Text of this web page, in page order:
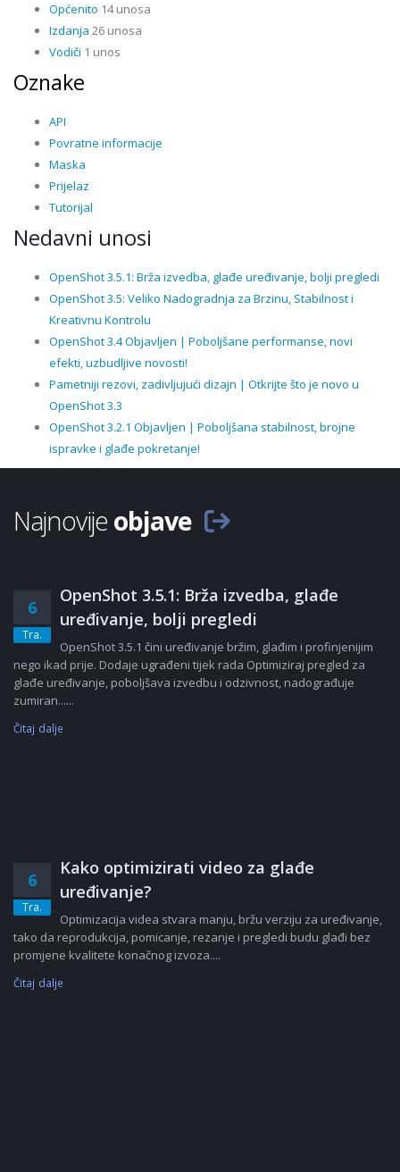
Općenito 14 unosa
Izdanja 26 unosa
Vodiči 1 unos
Oznake
API
Povratne informacije
Maska
Prijelaz
Tutorijal
Nedavni unosi
OpenShot 3.5.1: Brža izvedba, glađe uređivanje, bolji pregledi
OpenShot 3.5: Veliko Nadogradnja za Brzinu, Stabilnost i
Kreativnu Kontrolu
OpenShot 3.4 Objavljen | Poboljšane performanse, novi
efekti, uzbudljive novosti!
Pametniji rezovi, zadivljujući dizajn | Otkrijte što je novo u
OpenShot 3.3
OpenShot 3.2.1 Objavljen | Poboljšana stabilnost, brojne
ispravke i glađe pokretanje!
Najnovijeobjave
6
Tra.
OpenShot 3.5.1: Brža izvedba, glađe
uređivanje, bolji pregledi
OpenShot 3.5.1 čini uređivanje bržim, glađim i profinjenijim
nego ikad prije. Dodaje ugrađeni tijek rada Optimiziraj pregled za
glađe uređivanje, poboljšava izvedbu i odzivnost, nadograđuje
zumiran......
Čitaj dalje
6
Tra.
Kako optimizirati video za glađe
uređivanje?
Optimizacija videa stvara manju, bržu verziju za uređivanje,
tako da reprodukcija, pomicanje, rezanje i pregledi budu glađi bez
promjene kvalitete konačnog izvoza....
Čitaj dalje